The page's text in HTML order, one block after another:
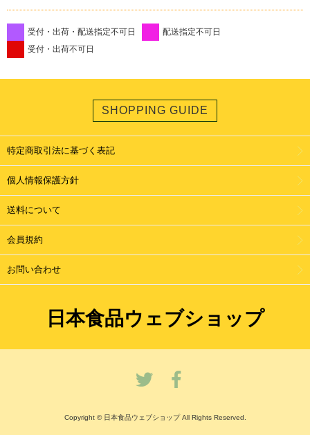
受付・出荷・配送指定不可日
配送指定不可日
受付・出荷不可日
SHOPPING GUIDE
特定商取引法に基づく表記
個人情報保護方針
送料について
会員規約
お問い合わせ
日本食品ウェブショップ
Copyright © 日本食品ウェブショップ All Rights Reserved.